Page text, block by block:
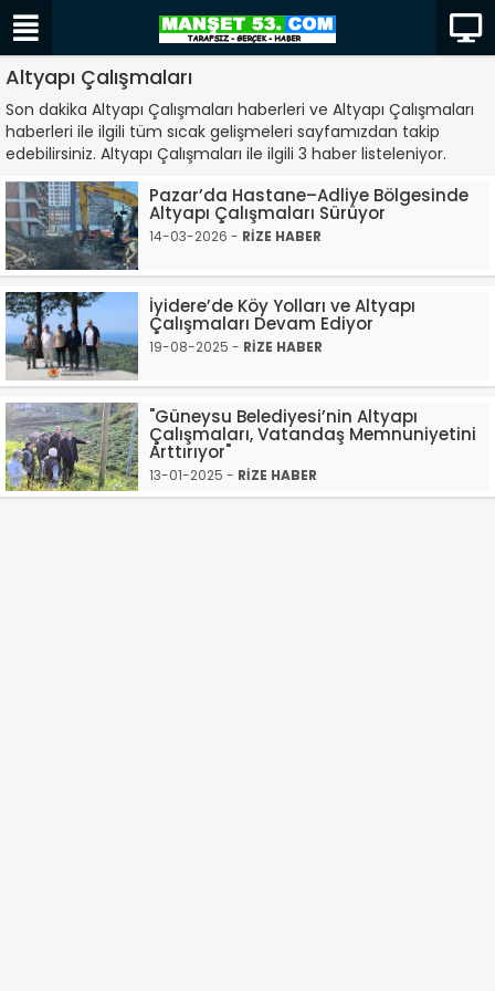
Altyapı Çalışmaları
Son dakika Altyapı Çalışmaları haberleri ve Altyapı Çalışmaları
haberleri ile ilgili tüm sıcak gelişmeleri sayfamızdan takip
edebilirsiniz. Altyapı Çalışmaları ile ilgili 3 haber listeleniyor.
Pazar’da Hastane–Adliye Bölgesinde
Altyapı Çalışmaları Sürüyor
14-03-2026 - RİZE HABER
İyidere’de Köy Yolları ve Altyapı
Çalışmaları Devam Ediyor
19-08-2025 - RİZE HABER
"Güneysu Belediyesi’nin Altyapı
Çalışmaları, Vatandaş Memnuniyetini
Arttırıyor"
13-01-2025 - RİZE HABER